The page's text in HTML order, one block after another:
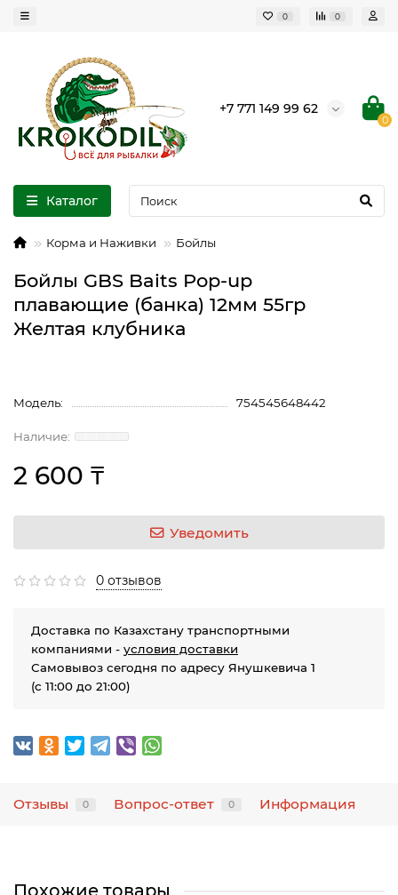
0 0
+7 771 149 99 62
0
Каталог
Корма и Наживки Бойлы
Бойлы GBS Baits Pop-up
плавающие (банка) 12мм 55гр
Желтая клубника
Модель: 754545648442
2 600 ₸
Уведомить
0 отзывов
Доставка по Казахстану транспортными
компаниями - условия доставки
Самовывоз сегодня по адресу Янушкевича 1
(с 11:00 до 21:00)
Отзывы 0 Вопрос-ответ 0 Информация
Похожие товары